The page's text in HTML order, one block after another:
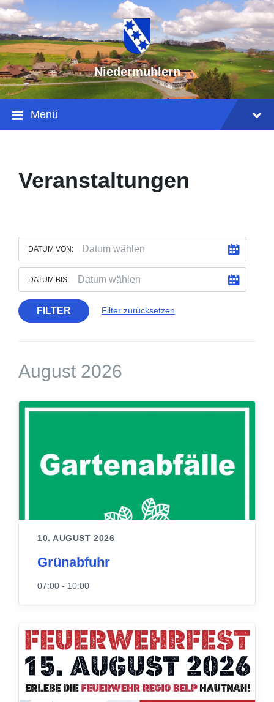
Niedermuhlern
Menü
Veranstaltungen
DATUM VON:
DATUM BIS:
FILTER Filter zurücksetzen
August 2026
10. AUGUST 2026
Grünabfuhr
07:00 - 10:00